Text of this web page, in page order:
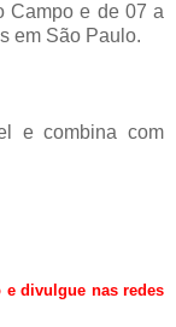
Campo e de 07 a
em São Paulo.
e combina com
divulgue nas redes